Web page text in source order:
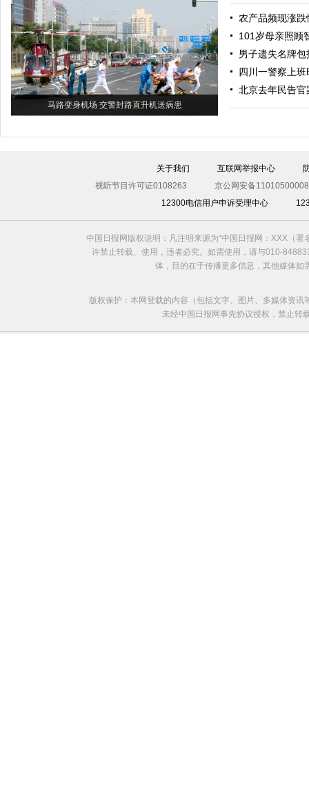
马路变身机场 交警封路直升机送病患
农产品频现涨
101岁母亲照顾
男子遗失名牌
四川一警察上
北京去年民告
关于我们 互联网举报中心
视听节目许可证0108263
京公网安备
12300电信用户申诉受理中心
中国日报网版权说明：凡注明来源为“中国日报网：XXX（
许禁止转载、使用，违者必究。如需使用，请与010-
体，目的在于传播更多信息，其他媒体
版权保护：本网登载的内容（包括文字、图片、多媒体资
未经中国日报网事先协议授权，禁止转